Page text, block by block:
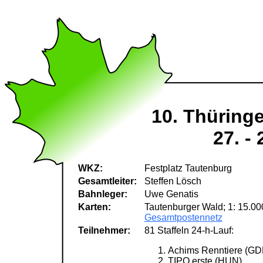
10.
27. -
WKZ:
Festplatz Tautenburg
Gesamtleiter:
Steffen Lösch
Bahnleger:
Uwe Genatis
Karten:
Tautenburger Wald; 1:
Gesamtpostennetz
Teilnehmer:
81 Staffeln 24-h-Lauf:
Achims Renntiere